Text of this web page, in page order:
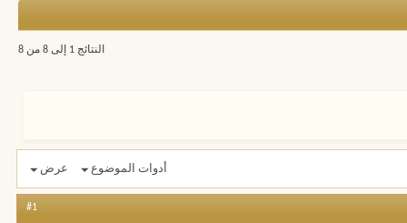
النتائج 1 إلى 8 من 8
أدوات الموضوع عرض
#1